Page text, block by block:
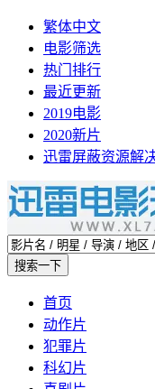
繁体中文
电影筛选
热门排行
最近更新
2019电影
2020新片
迅雷屏蔽资源解
首页
动作片
犯罪片
科幻片